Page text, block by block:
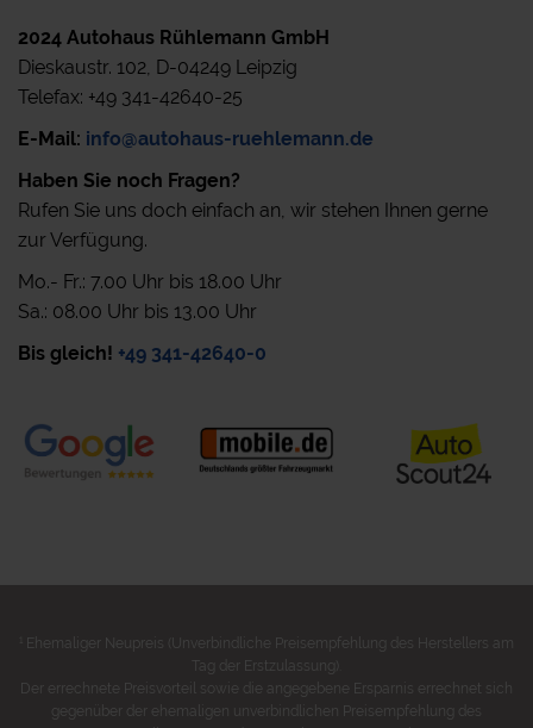
2024 Autohaus Rühlemann GmbH
Dieskaustr. 102, D-04249 Leipzig
Telefax: +49 341-42640-25
E-Mail: info@autohaus-ruehlemann.de
Haben Sie noch Fragen?
Rufen Sie uns doch einfach an, wir stehen Ihnen gerne
zur Verfügung.
Mo.- Fr.: 7.00 Uhr bis 18.00 Uhr
Sa.: 08.00 Uhr bis 13.00 Uhr
Bis gleich! +49 341-42640-0
Ehemaliger Neupreis (Unverbindliche Preisempfehlung des Herstellers am
Tag der Erstzulassung).
Der errechnete Preisvorteil sowie die angegebene Ersparnis errechnet sich
gegenüber der ehemaligen unverbindlichen Preisempfehlung des